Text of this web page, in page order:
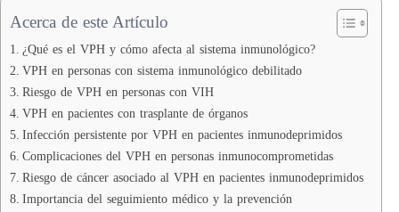
Acerca de este Artículo
¿Qué es el VPH y cómo afecta al sistema inmunológico?
VPH en personas con sistema inmunológico debilitado
Riesgo de VPH en personas con VIH
VPH en pacientes con trasplante de órganos
Infección persistente por VPH en pacientes inmunodeprimidos
Complicaciones del VPH en personas inmunocomprometidas
Riesgo de cáncer asociado al VPH en pacientes inmunodeprimidos
Importancia del seguimiento médico y la prevención